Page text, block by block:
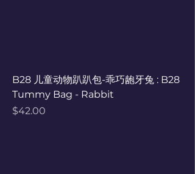
B28 儿童动物趴趴包-乖巧龅牙兔 : B28
Tummy Bag - Rabbit
Price
$42.00